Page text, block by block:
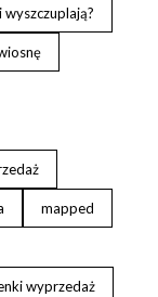
wyszczuplają?
mapped
wyprzedaż